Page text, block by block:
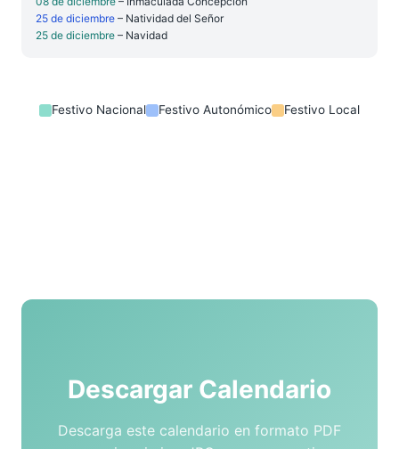
25 de diciembre – Natividad del Señor
25 de diciembre – Navidad
Festivo Nacional Festivo Autonómico Festivo Local
Descargar Calendario
Descarga este calendario en formato PDF